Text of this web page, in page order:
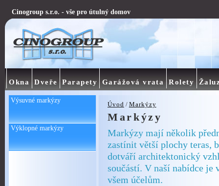
Úvod / Markýzy
Markýzy
Markýzy mají několik
zastínit větší plochy teras,
dotváří architektonický
součástí. V naší nabídce
všem účelům.
Výsuvné markýzy
Výklopné markýzy
Cinogroup s.r.o. - vše pro útulný domov
Okna Dveře Parapety Garážová vrata Rolety